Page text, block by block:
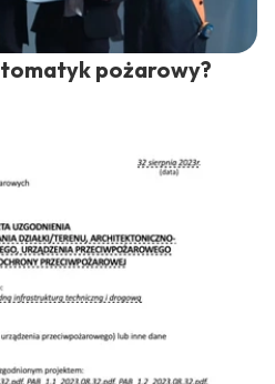
pożarowy?